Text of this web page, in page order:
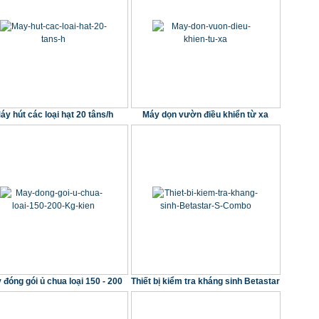
hút các loại hạt 20 tâns/h Máy dọn vườn điều khiển từ xa
đóng gói ủ chua loại 150 - 200
Kg/kiện
Thiết bị kiểm tra kháng sinh Betastar
S Combo